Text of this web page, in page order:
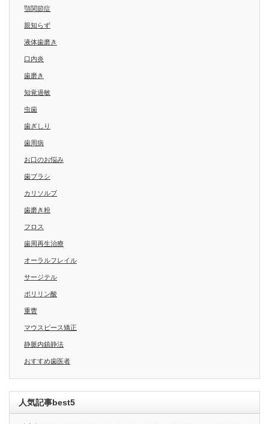
顎関節症
親知らず
液体歯磨き
口内炎
歯磨き
知覚過敏
虫歯
歯ぎしり
歯周病
お口のお悩み
歯ブラシ
カリソルブ
歯磨き粉
フロス
歯周再生治療
オーラルフレイル
サージテル
ポリリン酸
重曹
マウスピース矯正
静脈内鎮静法
おすすめ歯医者
人気記事best5